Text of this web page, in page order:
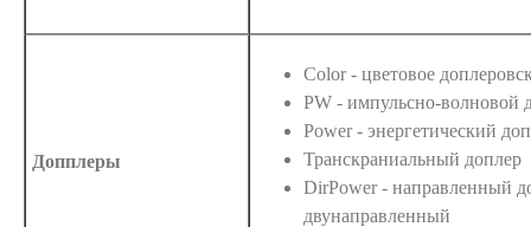
Допплеры
Color - цветовое
PW - импульсно-волновой
Power - энергетический
Транскраниальный доплер
DirPower - направленный
двунаправленный